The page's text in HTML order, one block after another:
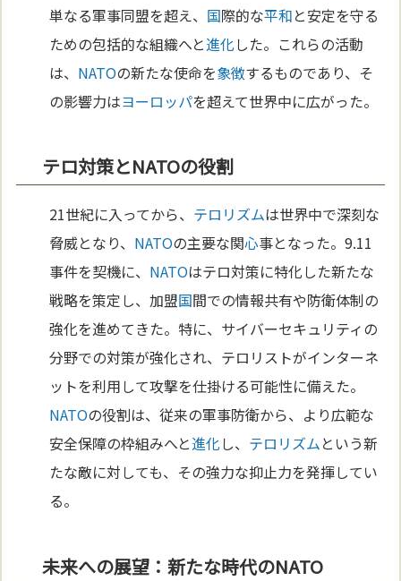
単なる軍事同盟を超え、 国際的な平和と安定を守る
ための包括的な組織へと進化した。これらの活動
は、 NATOの新たな使命を象徴するものであり、そ
の影響力はヨーロッパを超えて世界中に広がった。
テロ対策とNATOの役割
21世紀に入ってから、 テロリズムは世界中で深刻な
脅威となり、 NATOの主要な関心事となった。9.11
事件を契機に、 NATOはテロ対策に特化した新たな
戦略を策定し、加盟国間での情報共有や防衛体制の
強化を進めてきた。特に、サイバーセキュリティの
分野での対策が強化され、テロリストがインターネ
ットを利用して攻撃を仕掛ける可能性に備えた。
NATOの役割は、従来の軍事防衛から、より広範な
安全保障の枠組みへと進化し、 テロリズムという新
たな敵に対しても、その強力な抑止力を発揮してい
る。
未来への展望：新たな時代のNATO